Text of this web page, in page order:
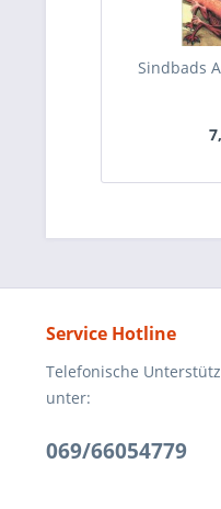
Sindbads
Service Hotline
Telefonische
unter:
069/66054779